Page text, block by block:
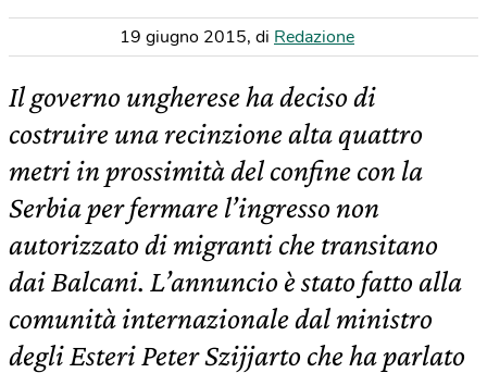
19 giugno 2015, di Redazione
Il governo ungherese ha deciso di
costruire una recinzione alta quattro
metri in prossimità del confine con la
Serbia per fermare l’ingresso non
autorizzato di migranti che transitano
dai Balcani. L’annuncio è stato fatto alla
comunità internazionale dal ministro
degli Esteri Peter Szijjarto che ha parlato